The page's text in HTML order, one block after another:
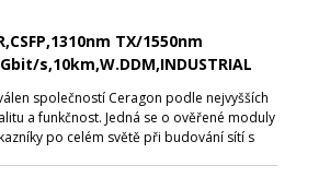
TX/1550nm
s,10km,W.DDM,INDUSTRIAL
společností Ceragon podle nejvyšších
a funkčnost. Jedná se o ověřené moduly
po celém světě při budování sítí s